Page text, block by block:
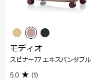
モディオ
スピナー77 エキスパンダブル
5.0 (1)